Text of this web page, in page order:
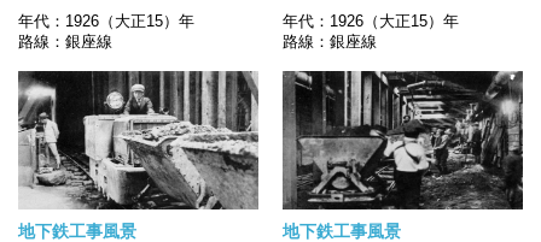
年代：1926（大正15）年
路線：銀座線
年代：1926（大正15）年
路線：銀座線
地下鉄工事風景 地下鉄工事風景